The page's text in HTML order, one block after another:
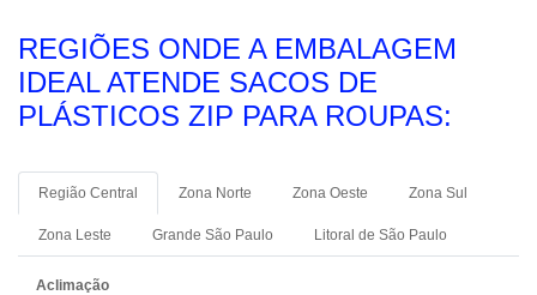
REGIÕES ONDE A EMBALAGEM
IDEAL ATENDE SACOS DE
PLÁSTICOS ZIP PARA ROUPAS:
Região Central Zona Norte Zona Oeste Zona Sul
Zona Leste Grande São Paulo Litoral de São Paulo
Aclimação